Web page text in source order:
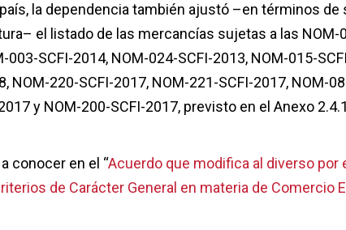
la dependencia también ajustó –en términos
el listado de las mercancías sujetas a las NOM-
003-SCFI-2014, NOM-024-SCFI-2013, NOM-015-
NOM-220-SCFI-2017, NOM-221-SCFI-2017, NOM-
y NOM-200-SCFI-2017, previsto en el Anexo
conocer en el “Acuerdo que modifica al diverso por
de Carácter General en materia de Comercio